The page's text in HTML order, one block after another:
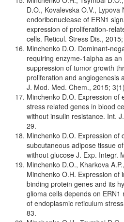
D.O., Kovalevska O.V.,
endoribonuclease of ERN1
expression of proliferation-
cells. Reticul. Stress Dis.,
Minchenko D.O. Dominant-
requiring enzyme-1alpha as an
suppression of tumor growth
proliferation and angiogenesis
J. Mod. Med. Chem., 2015;
Minchenko D.O. Expression of
stress related genes in blood
without insulin resistance. Int.
29.
Minchenko D.O. Expression of
subcutaneous adipose tissue
without glucose J. Exp. Integr.
Minchenko D.O., Kharkova
Minchenko O.H. Expression of
binding protein genes and its
glioma cells depends on
of endoplasmic reticulum
83.